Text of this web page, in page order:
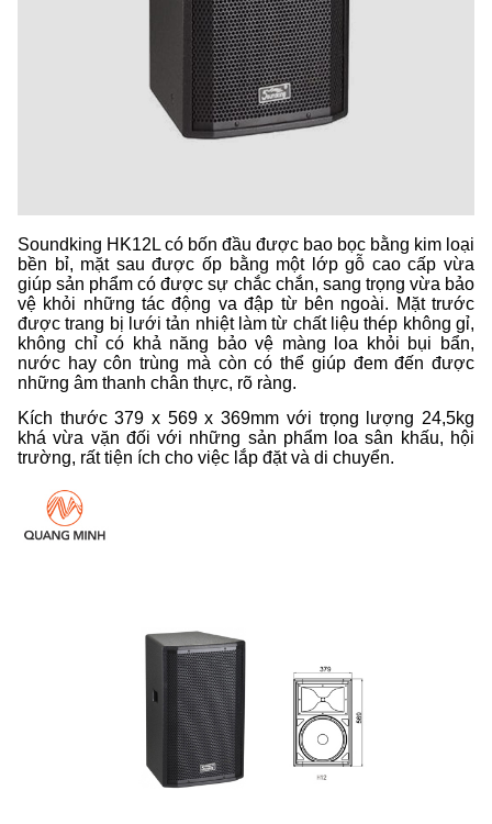
Soundking HK12L có bốn đầu được bao bọc bằng kim loại
bền bỉ, mặt sau được ốp bằng một lớp gỗ cao cấp vừa
giúp sản phẩm có được sự chắc chắn, sang trọng vừa bảo
vệ khỏi những tác động va đập từ bên ngoài. Mặt trước
được trang bị lưới tản nhiệt làm từ chất liệu thép không gỉ,
không chỉ có khả năng bảo vệ màng loa khỏi bụi bẩn,
nước hay côn trùng mà còn có thể giúp đem đến được
những âm thanh chân thực, rõ ràng.
Kích thước 379 x 569 x 369mm với trọng lượng 24,5kg
khá vừa vặn đối với những sản phẩm loa sân khấu, hội
trường, rất tiện ích cho việc lắp đặt và di chuyển.